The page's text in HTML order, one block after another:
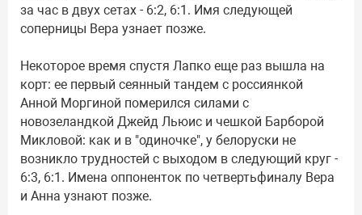
за час в двух сетах - 6:2, 6:1. Имя следующей
соперницы Вера узнает позже.
Некоторое время спустя Лапко еще раз вышла на
корт: ее первый сеянный тандем с россиянкой
Анной Моргиной померился силами с
новозеландкой Джейд Льюис и чешкой Барборой
Микловой: как и в "одиночке", у белоруски не
возникло трудностей с выходом в следующий круг -
6:3, 6:1. Имена оппоненток по четвертьфиналу Вера
и Анна узнают позже.